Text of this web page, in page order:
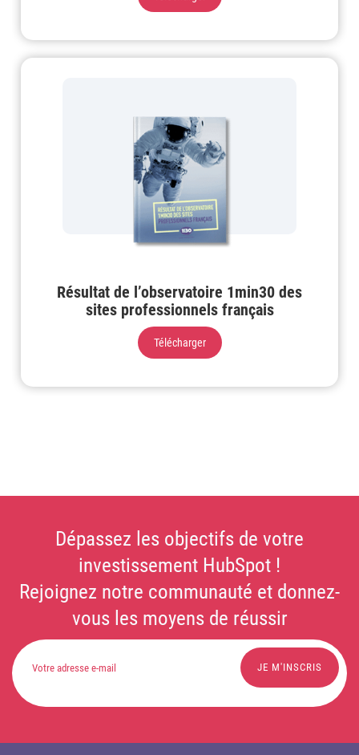
Résultat de l’observatoire 1min30 des
sites professionnels français
Télécharger
Dépassez les objectifs de votre
investissement HubSpot !
Rejoignez notre communauté et donnez-
vous les moyens de réussir